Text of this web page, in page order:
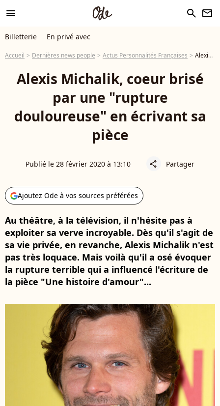
menu search newsletter
Billetterie En privé avec
Accueil Dernières news people Actus Personnalités Françaises Alexis Michalik, coeur brisé par une "rupture douloureuse" en écrivant sa pièce
Alexis Michalik, coeur brisé
par une "rupture
douloureuse" en écrivant sa
pièce
Publié le 28 février 2020 à 13:10 share Partager
Ajoutez Ode à vos sources préférées
Au théâtre, à la télévision, il n'hésite pas à
exploiter sa verve incroyable. Dès qu'il s'agit de
sa vie privée, en revanche, Alexis Michalik n'est
pas très loquace. Mais voilà qu'il a osé évoquer
la rupture terrible qui a influencé l'écriture de
la pièce "Une histoire d'amour"...